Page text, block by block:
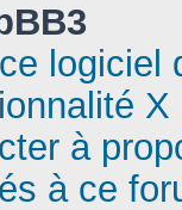
logiciel
X
à
à ce